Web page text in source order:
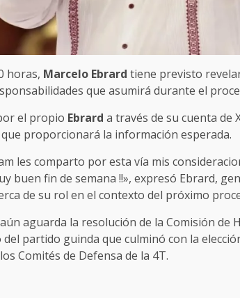
horas, Marcelo Ebrard tiene previsto
que asumirá durante el
el propio Ebrard a través de su cuenta de
proporcionará la información esperada.
les comparto por esta vía mis
buen fin de semana !!», expresó Ebrard,
de su rol en el contexto del próximo
aún aguarda la resolución de la Comisión de
partido guinda que culminó con la
Comités de Defensa de la 4T.